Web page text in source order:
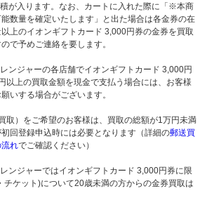
が入ります。なお、カートに入れた際に「※本商
数量を確定いたします」と出た場合は各金券の在
上のイオンギフトカード 3,000円券の金券を買取
で予めご連絡を要します。
ンジャーの各店舗でイオンギフトカード 3,000円
以上の買取金額を現金で支払う場合には、お客様
いする場合がございます。
）をご希望のお客様は、買取の総額が1万円未満
回登録申込時には必要となります（詳細の郵送買
れでご確認ください）
ンジャーではイオンギフトカード 3,000円券に限
チケット)について20歳未満の方からの金券買取は